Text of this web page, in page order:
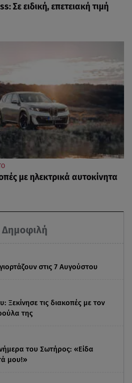
Δημοφιλή
στις 7 Αυγούστου
Ξεκίνησε τις διακοπές με τον
της
του Σωτήρος: «Είδα
μου!»
Σε ειδική, επετειακή τιμή
με ηλεκτρικά αυτοκίνητα